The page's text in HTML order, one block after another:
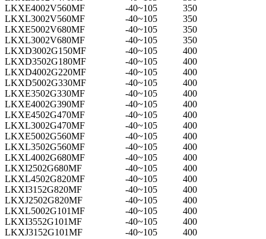
LKXE4002V560MF
-40~105
350
LKXL3002V560MF
-40~105
350
LKXE5002V680MF
-40~105
350
LKXL3002V680MF
-40~105
350
LKXD3002G150MF
-40~105
400
LKXD3502G180MF
-40~105
400
LKXD4002G220MF
-40~105
400
LKXD5002G330MF
-40~105
400
LKXE3502G330MF
-40~105
400
LKXE4002G390MF
-40~105
400
LKXE4502G470MF
-40~105
400
LKXL3002G470MF
-40~105
400
LKXE5002G560MF
-40~105
400
LKXL3502G560MF
-40~105
400
LKXL4002G680MF
-40~105
400
LKXI2502G680MF
-40~105
400
LKXL4502G820MF
-40~105
400
LKXI3152G820MF
-40~105
400
LKXJ2502G820MF
-40~105
400
LKXL5002G101MF
-40~105
400
LKXI3552G101MF
-40~105
400
LKXJ3152G101MF
-40~105
400